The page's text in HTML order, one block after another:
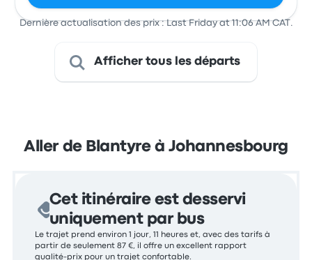
Dernière actualisation des prix : Last Friday at 11:06 AM CAT.
Afficher tous les départs
Aller de Blantyre à Johannesbourg
Cet itinéraire est desservi
uniquement par bus
Le trajet prend environ 1 jour, 11 heures et, avec des tarifs à
partir de seulement 87 €, il offre un excellent rapport
qualité-prix pour un trajet confortable.